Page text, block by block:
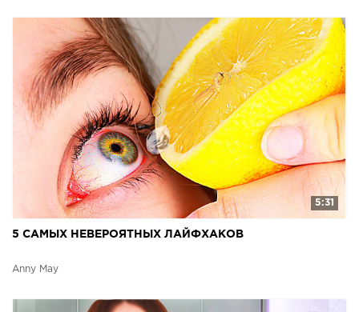
5:31
5 САМЫХ НЕВЕРОЯТНЫХ ЛАЙФХАКОВ
Anny May